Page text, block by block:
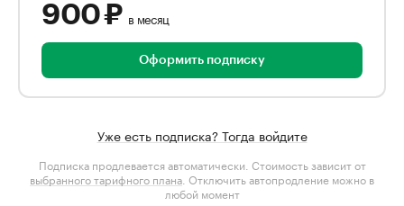
900 ₽ в месяц
Оформить подписку
Уже есть подписка? Тогда войдите
Подписка продлевается автоматически. Стоимость зависит от
выбранного тарифного плана . Отключить автопродление можно в
любой момент